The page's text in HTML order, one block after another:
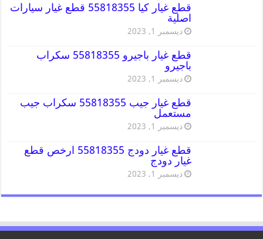
قطع غيار كيا 55818355 قطع غيار سيارات
اصلية
ديسمبر 1, 2023
قطع غيار باجيرو 55818355 سكراب
باجيرو
ديسمبر 1, 2023
قطع غيار جيب 55818355 سكراب جيب
مستعمل
ديسمبر 1, 2023
قطع غيار دودج 55818355 ارخص قطع
غيار دودج
ديسمبر 1, 2023